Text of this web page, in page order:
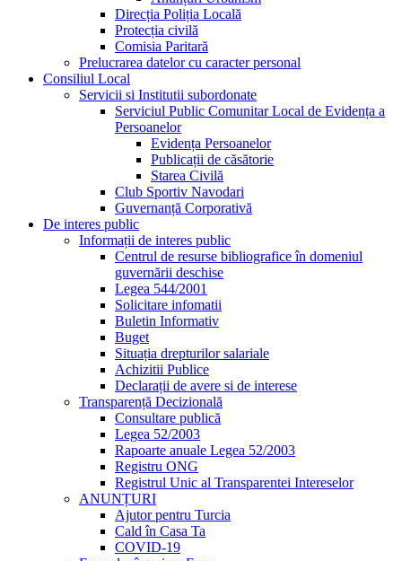
Direcția Poliția Locală
Protecția civilă
Comisia Paritară
Prelucrarea datelor cu caracter personal
Consiliul Local
Servicii si Institutii subordonate
Serviciul Public Comunitar Local de Evidența a
Persoanelor
Evidența Persoanelor
Publicații de căsătorie
Starea Civilă
Club Sportiv Navodari
Guvernanță Corporativă
De interes public
Informații de interes public
Centrul de resurse bibliografice în domeniul
guvernării deschise
Legea 544/2001
Solicitare infomatii
Buletin Informativ
Buget
Situația drepturilor salariale
Achizitii Publice
Declarații de avere si de interese
Transparență Decizională
Consultare publică
Legea 52/2003
Rapoarte anuale Legea 52/2003
Registru ONG
Registrul Unic al Transparentei Intereselor
ANUNȚURI
Ajutor pentru Turcia
Cald în Casa Ta
COVID-19